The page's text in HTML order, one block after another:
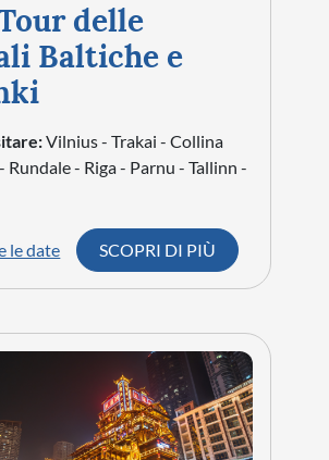
delle
Baltiche e
Vilnius - Trakai - Collina
Rundale - Riga - Parnu - Tallinn -
le date SCOPRI DI PIÙ